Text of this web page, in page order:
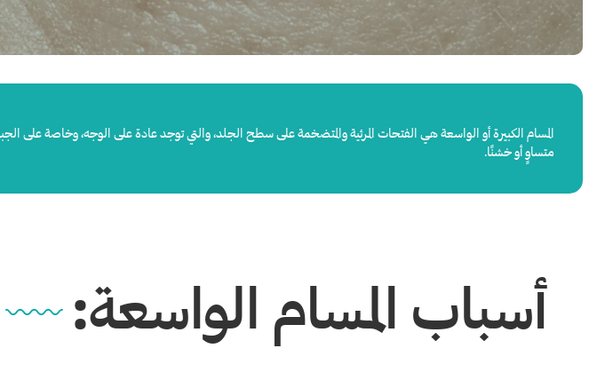
المسام الكبيرة أو الواسعة هي الفتحات المرئية والمتضخمة على سطح الجلد، والتي توجد عادة على الوجه، وخاصة على
متساوٍ أو خشنًا.
أسباب المسام الواسعة: